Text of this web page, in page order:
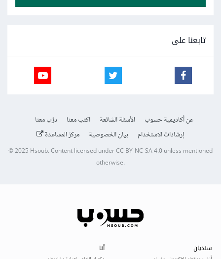
تابعنا على
عن أكاديمية حسوب الأسئلة الشائعة اكتب معنا
درّب معنا
إرشادات الاستخدام
بيان الخصوصية مركز المساعدة
© 2025Hsoub.Content licensed underCC BY-NC-SA 4.0unless mentioned
otherwise.